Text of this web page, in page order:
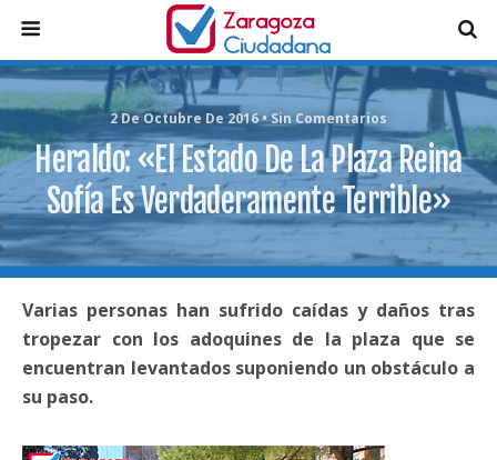
2 De Octubre De 2016 • Sin Comentarios
Heraldo: «El Estado De La Plaza Reina
Sofía Es Verdaderamente Terrible»
Varias personas han sufrido caídas y daños tras
tropezar con los adoquines de la plaza que se
encuentran levantados suponiendo un obstáculo a
su paso.